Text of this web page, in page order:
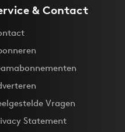
& Contact
Vragen
Statement